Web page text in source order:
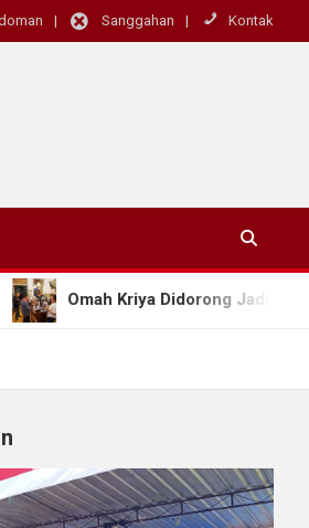
Sanggahan Kontak
Omah Kriya Didorong Jadi Rumah